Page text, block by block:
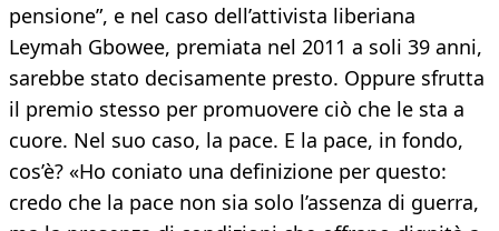
pensione”, e nel caso dell’attivista liberiana
Leymah Gbowee, premiata nel 2011 a soli 39 anni,
sarebbe stato decisamente presto. Oppure sfrutta
il premio stesso per promuovere ciò che le sta a
cuore. Nel suo caso, la pace. E la pace, in fondo,
cos’è? «Ho coniato una definizione per questo:
credo che la pace non sia solo l’assenza di guerra,